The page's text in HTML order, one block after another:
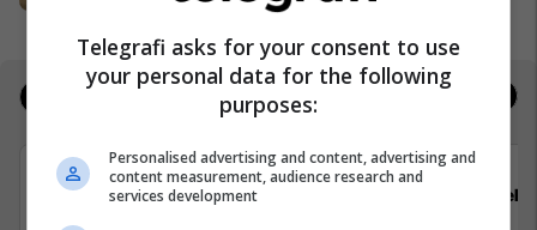
GoldenMix
Telegrafi asks for your consent to use
your personal data for the following
purposes:
Personalised advertising and content, advertising and
content measurement, audience research and
services development